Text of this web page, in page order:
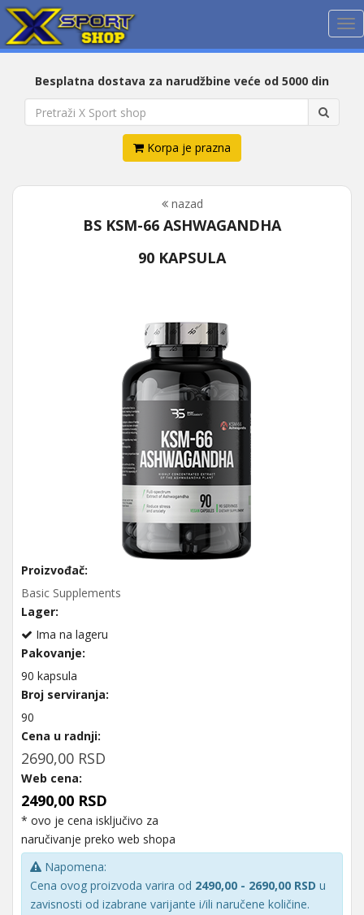
Besplatna dostava za narudžbine veće od 5000 din
Korpa je prazna
nazad
BS KSM-66 ASHWAGANDHA
90 KAPSULA
Proizvođač:
Basic Supplements
Lager:
Ima na lageru
Pakovanje:
90 kapsula
Broj serviranja:
90
Cena u radnji:
2690,00 RSD
Web cena:
2490,00 RSD
* ovo je cena isključivo za
naručivanje preko web shopa
Napomena:
Cena ovog proizvoda varira od 2490,00 - 2690,00 RSD u
zavisnosti od izabrane varijante i/ili naručene količine.